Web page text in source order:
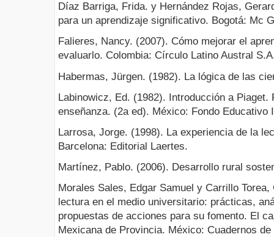
Díaz Barriga, Frida. y Hernández Rojas,
para un aprendizaje significativo. Bogotá: Mc
Falieres, Nancy. (2007). Cómo mejorar el
evaluarlo. Colombia: Círculo Latino Austral
Habermas, Jürgen. (1982). La lógica de las
Labinowicz, Ed. (1982). Introducción a Piaget.
enseñanza. (2a ed). México: Fondo Educativo
Larrosa, Jorge. (1998). La experiencia de la
Barcelona: Editorial Laertes.
Martínez, Pablo. (2006). Desarrollo rural
Morales Sales, Edgar Samuel y Carrillo
lectura en el medio universitario: prácticas,
propuestas de acciones para su fomento. El
Mexicana de Provincia. México: Cuadernos